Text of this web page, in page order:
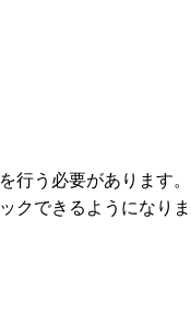
行う必要があります。
クできるようになりま